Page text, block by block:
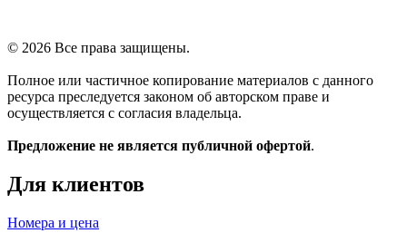
© 2026 Все права защищены.
Полное или частичное копирование материалов с данного
ресурса преследуется законом об авторском праве и
осуществляется с согласия владельца.
Предложение не является публичной офертой.
Для клиентов
Номера и цена